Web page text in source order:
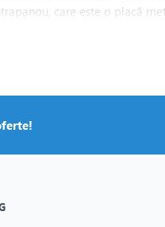
care este o placă
protejat împotriva
ușii, pe care se fixează
la sisteme de comandă și
a cablurilor și o durată